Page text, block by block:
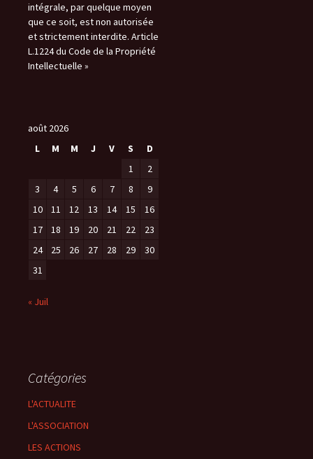
intégrale, par quelque moyen
que ce soit, est non autorisée
et strictement interdite. Article
L.1224 du Code de la Propriété
Intellectuelle »
août 2026
L
M M J V S
D
1
2
3
4 5 6 7 8
9
10
11 12 13 14 15
16
17
18 19 20 21 22
23
24
25 26 27 28 29
30
31
« Juil
Catégories
L'ACTUALITE
L'ASSOCIATION
LES ACTIONS